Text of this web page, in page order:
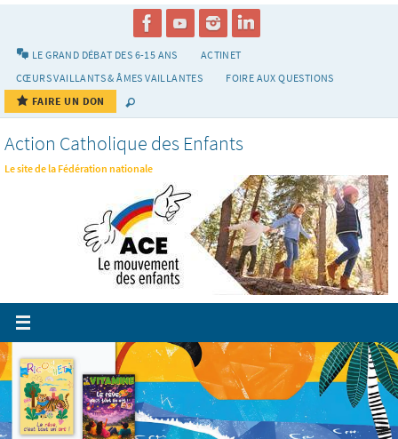
LE GRAND DÉBAT DES 6-15 ANS
ACTINET
CŒURS VAILLANTS & ÂMES VAILLANTES
FOIRE AUX QUESTIONS
FAIRE UN DON
Action Catholique des Enfants
Le site de la Fédération nationale